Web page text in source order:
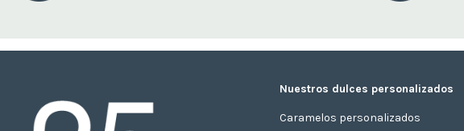
Nuestros dulces personalizados
Caramelos personalizados